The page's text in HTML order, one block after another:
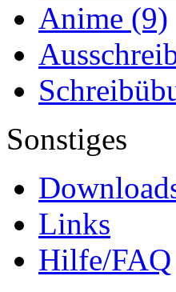
Anime (9)
Sonstiges
Links
Hilfe/FAQ